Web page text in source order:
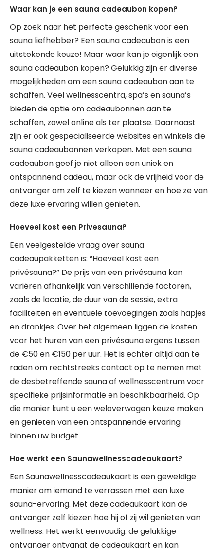
Waar kan je een sauna cadeaubon kopen?
Op zoek naar het perfecte geschenk voor een
sauna liefhebber? Een sauna cadeaubon is een
uitstekende keuze! Maar waar kan je eigenlijk een
sauna cadeaubon kopen? Gelukkig zijn er diverse
mogelijkheden om een sauna cadeaubon aan te
schaffen. Veel wellnesscentra, spa’s en sauna’s
bieden de optie om cadeaubonnen aan te
schaffen, zowel online als ter plaatse. Daarnaast
zijn er ook gespecialiseerde websites en winkels die
sauna cadeaubonnen verkopen. Met een sauna
cadeaubon geef je niet alleen een uniek en
ontspannend cadeau, maar ook de vrijheid voor de
ontvanger om zelf te kiezen wanneer en hoe ze van
deze luxe ervaring willen genieten.
Hoeveel kost een Privesauna?
Een veelgestelde vraag over sauna
cadeaupakketten is: “Hoeveel kost een
privésauna?” De prijs van een privésauna kan
variëren afhankelijk van verschillende factoren,
zoals de locatie, de duur van de sessie, extra
faciliteiten en eventuele toevoegingen zoals hapjes
en drankjes. Over het algemeen liggen de kosten
voor het huren van een privésauna ergens tussen
de €50 en €150 per uur. Het is echter altijd aan te
raden om rechtstreeks contact op te nemen met
de desbetreffende sauna of wellnesscentrum voor
specifieke prijsinformatie en beschikbaarheid. Op
die manier kunt u een weloverwogen keuze maken
en genieten van een ontspannende ervaring
binnen uw budget.
Hoe werkt een Saunawellnesscadeaukaart?
Een Saunawellnesscadeaukaart is een geweldige
manier om iemand te verrassen met een luxe
sauna-ervaring. Met deze cadeaukaart kan de
ontvanger zelf kiezen hoe hij of zij wil genieten van
wellness. Het werkt eenvoudig: de gelukkige
ontvanger ontvangt de cadeaukaart en kan